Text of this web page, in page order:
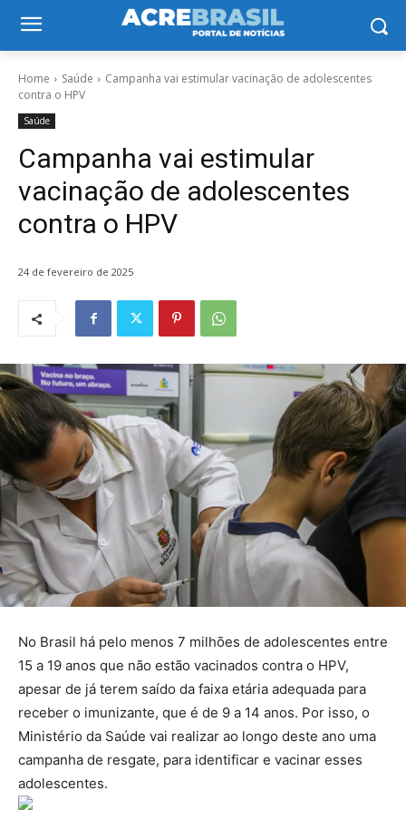
Home Saúde
Campanha vai estimular vacinação de adolescentes
contra o HPV
Saúde
Campanha vai estimular
vacinação de adolescentes
contra o HPV
24 de fevereiro de 2025
No Brasil há pelo menos 7 milhões de adolescentes entre
15 a 19 anos que não estão vacinados contra o HPV,
apesar de já terem saído da faixa etária adequada para
receber o imunizante, que é de 9 a 14 anos. Por isso, o
Ministério da Saúde vai realizar ao longo deste ano uma
campanha de resgate, para identificar e vacinar esses
adolescentes.